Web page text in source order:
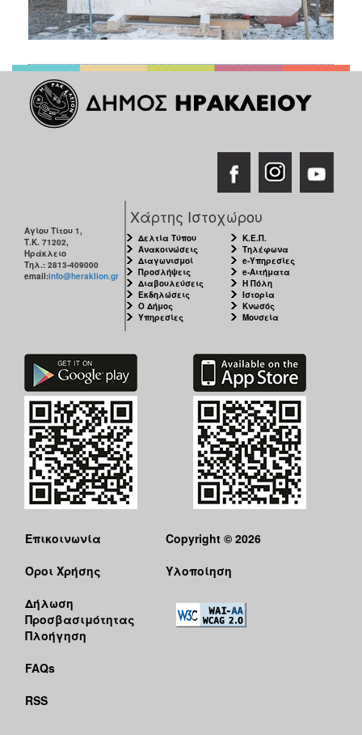
Αγίου Τίτου 1,
Τ.Κ. 71202,
Ηράκλειο
Τηλ.: 2813-409000
email:info@heraklion.gr
Χάρτης Ιστοχώρου
Δελτία Τύπου
Ανακοινώσεις
Διαγωνισμοί
Προσλήψεις
Διαβουλεύσεις
Εκδηλώσεις
Ο Δήμος
Υπηρεσίες
Κ.Ε.Π.
Τηλέφωνα
e-Υπηρεσίες
e-Αιτήματα
Η Πόλη
Ιστορία
Κνωσός
Μουσεία
Επικοινωνία
Όροι Χρήσης
Δήλωση
Προσβασιμότητας
Πλοήγηση
FAQs
RSS
Copyright © 2026
Υλοποίηση